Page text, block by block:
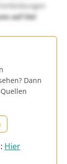
auf Sie!
Dann
Hier